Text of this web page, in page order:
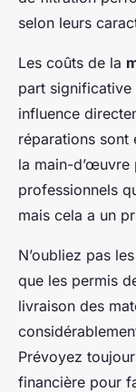
selon leurs
Les coûts de la
part
influence
réparations sont
la main-d’œuvre
professionnels
mais cela a un
N’oubliez pas
que les permis
livraison des
Prévoyez
financière pour